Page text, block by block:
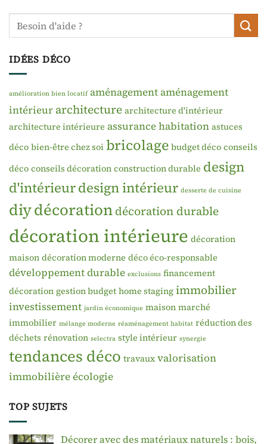
IDÉES DÉCO
amélioration bien locatif aménagementaménagement
intérieur architecture architecture d'intérieur
architecture intérieure assurance habitation astuces
déco bien-être chez soi bricolage budget déco conseils
déco conseils décoration construction durable design
d'intérieurdesign intérieur desserte de cuisine
diydécorationdécoration durable
décoration intérieure décoration
maison décoration moderne déco éco-responsable
développement durable exclusions financement
décoration gestion budget home staging immobilier
investissement jardin économique maison marché
immobilier mélange moderne réaménagement habitat réduction des
déchets rénovation selectra style intérieur synergie
tendances déco travaux valorisation
immobilièreécologie
TOP SUJETS
Décorer avec des matériaux naturels : bois,